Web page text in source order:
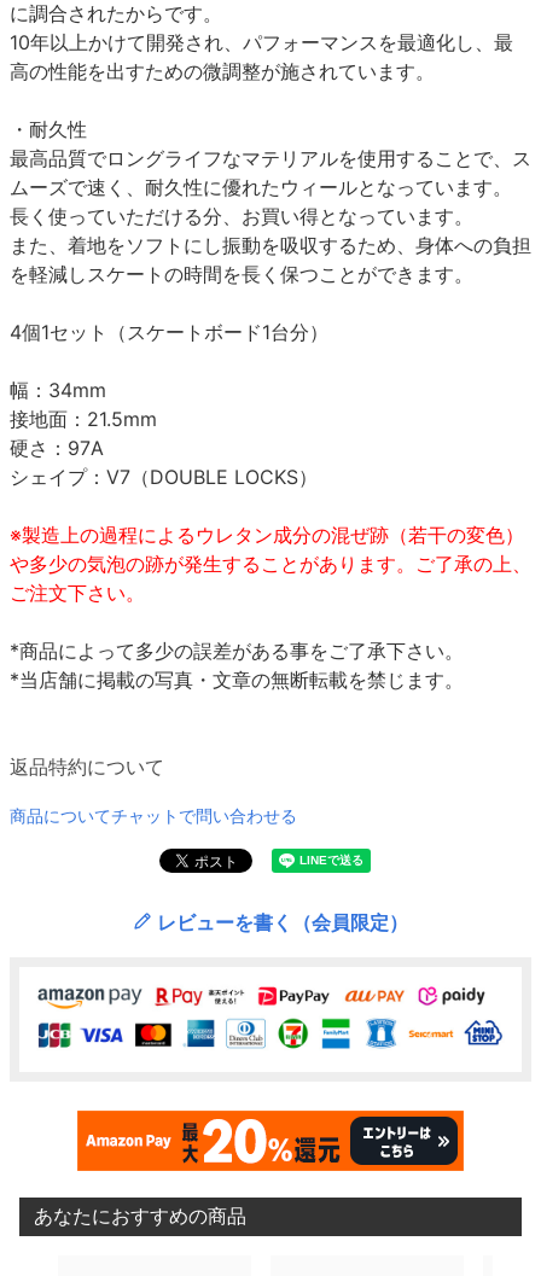
に調合されたからです。
10年以上かけて開発され、パフォーマンスを最適化し、最
高の性能を出すための微調整が施されています。
・耐久性
最高品質でロングライフなマテリアルを使用することで、ス
ムーズで速く、耐久性に優れたウィールとなっています。
長く使っていただける分、お買い得となっています。
また、着地をソフトにし振動を吸収するため、身体への負担
を軽減しスケートの時間を長く保つことができます。
4個1セット（スケートボード1台分）
幅：34mm
接地面：21.5mm
硬さ：97A
シェイプ：V7（DOUBLE LOCKS）
※製造上の過程によるウレタン成分の混ぜ跡（若干の変色）
や多少の気泡の跡が発生することがあります。ご了承の上、
ご注文下さい。
*商品によって多少の誤差がある事をご了承下さい。
*当店舗に掲載の写真・文章の無断転載を禁じます。
返品特約について
商品についてチャットで問い合わせる
レビューを書く（会員限定）
あなたにおすすめの商品